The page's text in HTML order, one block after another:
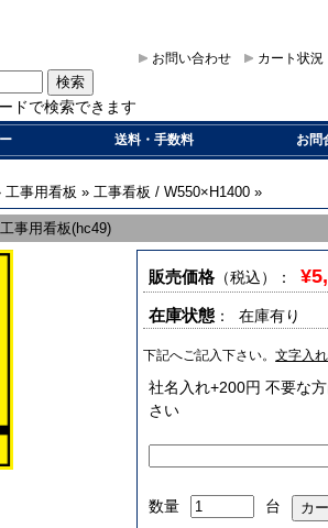
カート状況
お問い合わせ
ドで検索できます
送料・手数料 お問
工事用看板 » 工事看板 / W550×H1400 »
事用看板(hc49)
販売価格 （税込） ：
在庫状態 ： 在庫有り
下記へご記入下さい。文字入
社名入れ+200円 不要な
さい
数量 台